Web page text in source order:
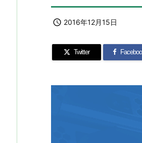
 2016年12月15日
Twitter